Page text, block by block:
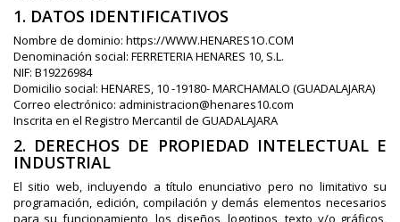
1. DATOS IDENTIFICATIVOS
Nombre de dominio: https://WWW.HENARES1O.COM
Denominación social: FERRETERIA HENARES 10, S.L.
NIF: B19226984
Domicilio social: HENARES, 10 -19180- MARCHAMALO (GUADALAJARA)
Correo electrónico: administracion@henares10.com
Inscrita en el Registro Mercantil de GUADALAJARA
2. DERECHOS DE PROPIEDAD INTELECTUAL E
INDUSTRIAL
El sitio web, incluyendo a título enunciativo pero no limitativo su
programación, edición, compilación y demás elementos necesarios
para su funcionamiento, los diseños, logotipos, texto y/o gráficos,